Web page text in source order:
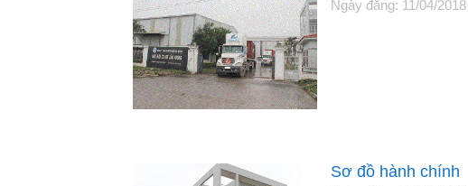
Ngày đăng: 11/04/2018
Sơ đồ hành chính